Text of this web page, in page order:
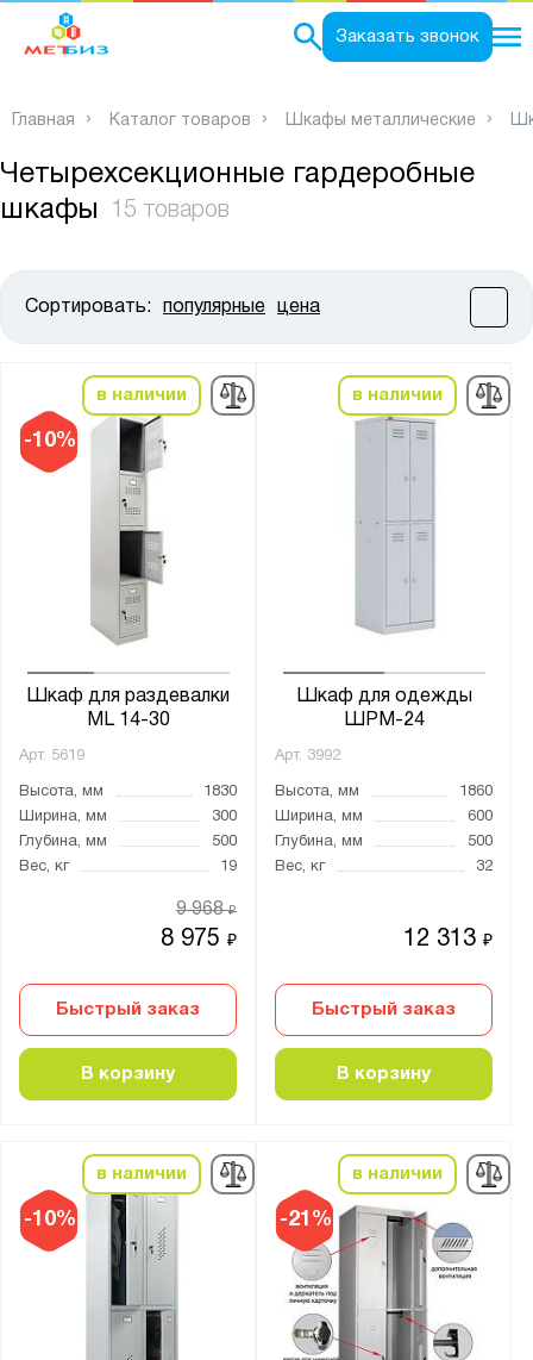
Заказать звонок
Главная Каталог товаров Шкафы металлические
Четырехсекционные гардеробные
шкафы
15 товаров
Сортировать: популярные цена
-10%
в наличии
Шкаф для раздевалки
ML 14-30
Арт. 5619
Высота, мм
1830
Ширина, мм
300
Глубина, мм
500
Вес, кг
19
8 975₽
9 968₽
Быстрый заказ
В корзину
в наличии
Шкаф для одежды
ШРМ-24
Арт. 3992
Высота, мм
1860
Ширина, мм
600
Глубина, мм
500
Вес, кг
32
12 313₽
Быстрый заказ
В корзину
-10%
в наличии
-21%
в наличии
Высота, мм:
от
Ширина, мм:
от до
Количество дверей:
1
3
Количество секций:
2
Тип дверцы:
Распашная
Тип покрытия поверхности: